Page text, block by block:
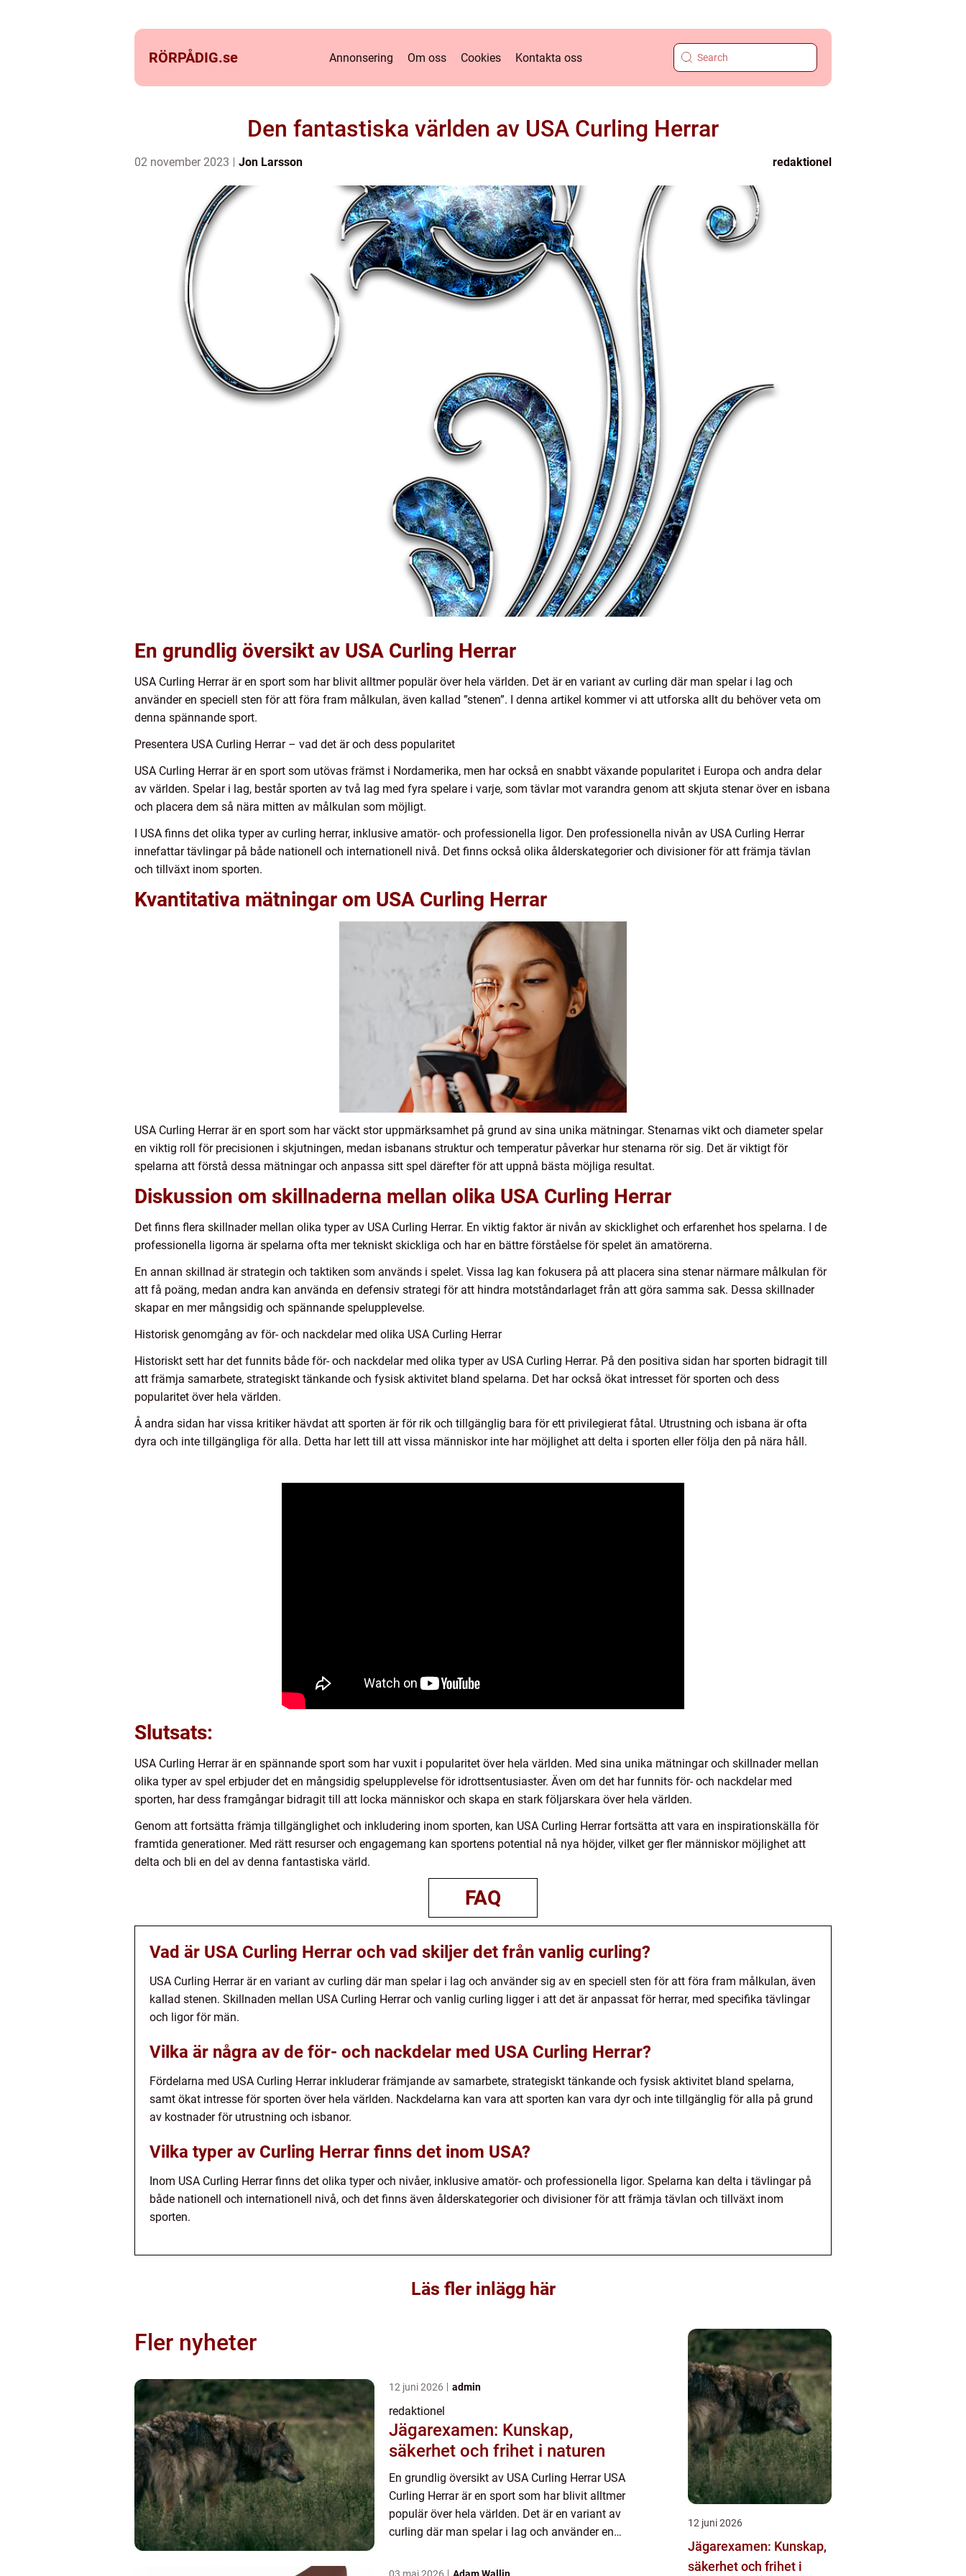
RÖRPÅDIG.se Annonsering Om oss Cookies Kontakta oss
Den fantastiska världen av USA Curling Herrar
02 november 2023 Jon Larsson redaktionel
En grundlig översikt av USA Curling Herrar
USA Curling Herrar är en sport som har blivit alltmer populär över hela världen. Det är en variant av curling där man spelar i lag och
använder en speciell sten för att föra fram målkulan, även kallad ”stenen”. I denna artikel kommer vi att utforska allt du behöver veta om
denna spännande sport.
Presentera USA Curling Herrar – vad det är och dess popularitet
USA Curling Herrar är en sport som utövas främst i Nordamerika, men har också en snabbt växande popularitet i Europa och andra delar
av världen. Spelar i lag, består sporten av två lag med fyra spelare i varje, som tävlar mot varandra genom att skjuta stenar över en isbana
och placera dem så nära mitten av målkulan som möjligt.
I USA finns det olika typer av curling herrar, inklusive amatör- och professionella ligor. Den professionella nivån av USA Curling Herrar
innefattar tävlingar på både nationell och internationell nivå. Det finns också olika ålderskategorier och divisioner för att främja tävlan
och tillväxt inom sporten.
Kvantitativa mätningar om USA Curling Herrar
USA Curling Herrar är en sport som har väckt stor uppmärksamhet på grund av sina unika mätningar. Stenarnas vikt och diameter spelar
en viktig roll för precisionen i skjutningen, medan isbanans struktur och temperatur påverkar hur stenarna rör sig. Det är viktigt för
spelarna att förstå dessa mätningar och anpassa sitt spel därefter för att uppnå bästa möjliga resultat.
Diskussion om skillnaderna mellan olika USA Curling Herrar
Det finns flera skillnader mellan olika typer av USA Curling Herrar. En viktig faktor är nivån av skicklighet och erfarenhet hos spelarna. I de
professionella ligorna är spelarna ofta mer tekniskt skickliga och har en bättre förståelse för spelet än amatörerna.
En annan skillnad är strategin och taktiken som används i spelet. Vissa lag kan fokusera på att placera sina stenar närmare målkulan för
att få poäng, medan andra kan använda en defensiv strategi för att hindra motståndarlaget från att göra samma sak. Dessa skillnader
skapar en mer mångsidig och spännande spelupplevelse.
Historisk genomgång av för- och nackdelar med olika USA Curling Herrar
Historiskt sett har det funnits både för- och nackdelar med olika typer av USA Curling Herrar. På den positiva sidan har sporten bidragit till
att främja samarbete, strategiskt tänkande och fysisk aktivitet bland spelarna. Det har också ökat intresset för sporten och dess
popularitet över hela världen.
Å andra sidan har vissa kritiker hävdat att sporten är för rik och tillgänglig bara för ett privilegierat fåtal. Utrustning och isbana är ofta
dyra och inte tillgängliga för alla. Detta har lett till att vissa människor inte har möjlighet att delta i sporten eller följa den på nära håll.
Slutsats:
USA Curling Herrar är en spännande sport som har vuxit i popularitet över hela världen. Med sina unika mätningar och skillnader mellan
olika typer av spel erbjuder det en mångsidig spelupplevelse för idrottsentusiaster. Även om det har funnits för- och nackdelar med
sporten, har dess framgångar bidragit till att locka människor och skapa en stark följarskara över hela världen.
Genom att fortsätta främja tillgänglighet och inkludering inom sporten, kan USA Curling Herrar fortsätta att vara en inspirationskälla för
framtida generationer. Med rätt resurser och engagemang kan sportens potential nå nya höjder, vilket ger fler människor möjlighet att
delta och bli en del av denna fantastiska värld.
FAQ
Vad är USA Curling Herrar och vad skiljer det från vanlig curling?
USA Curling Herrar är en variant av curling där man spelar i lag och använder sig av en speciell sten för att föra fram målkulan, även
kallad stenen. Skillnaden mellan USA Curling Herrar och vanlig curling ligger i att det är anpassat för herrar, med specifika tävlingar
och ligor för män.
Vilka är några av de för- och nackdelar med USA Curling Herrar?
Fördelarna med USA Curling Herrar inkluderar främjande av samarbete, strategiskt tänkande och fysisk aktivitet bland spelarna,
samt ökat intresse för sporten över hela världen. Nackdelarna kan vara att sporten kan vara dyr och inte tillgänglig för alla på grund
av kostnader för utrustning och isbanor.
Vilka typer av Curling Herrar finns det inom USA?
Inom USA Curling Herrar finns det olika typer och nivåer, inklusive amatör- och professionella ligor. Spelarna kan delta i tävlingar på
både nationell och internationell nivå, och det finns även ålderskategorier och divisioner för att främja tävlan och tillväxt inom
sporten.
Läs fler inlägg här
Fler nyheter
12 juni 2026 admin
redaktionel
Jägarexamen: Kunskap,
säkerhet och frihet i naturen
En grundlig översikt av USA Curling Herrar USA
Curling Herrar är en sport som har blivit alltmer
populär över hela världen. Det är en variant av
curling där man spelar i lag och använder en
kallad ”...
12 juni 2026
Jägarexamen: Kunskap,
säkerhet och frihet i